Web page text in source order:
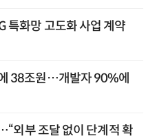
특화망 고도화 사업 계약
38조원…개발자 90%에
외부 조달 없이 단계적 확